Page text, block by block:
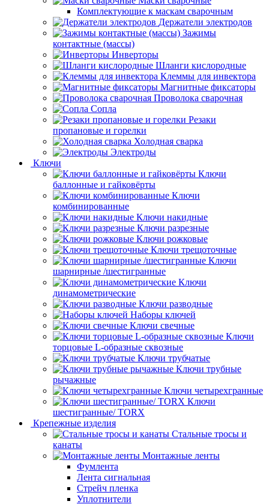
Комплектующие к маскам сварочным
Держатели электродов
Зажимы
контактные (массы)
Инверторы
Шланги кислородные
Клеммы для инвектора
Магнитные фиксаторы
Проволока сварочная
Сопла
Резаки
пропановые и горелки
Холодная сварка
Электроды
Ключи
Ключи
баллонные и гайковёрты
Ключи
комбинированные
Ключи накидные
Ключи разрезные
Ключи рожковые
Ключи трещоточные
Ключи
шарнирные /шестигранные
Ключи
динамометрические
Ключи разводные
Наборы ключей
Ключи свечные
Ключи
торцовые L-образные сквозные
Ключи трубчатые
Ключи трубные
рычажные
Ключи четырехгранные
Ключи
шестигранные/ TORX
Крепежные изделия
Стальные тросы и
канаты
Монтажные ленты
Фумлента
Лента сигнальная
Стрейч пленка
Уплотнители